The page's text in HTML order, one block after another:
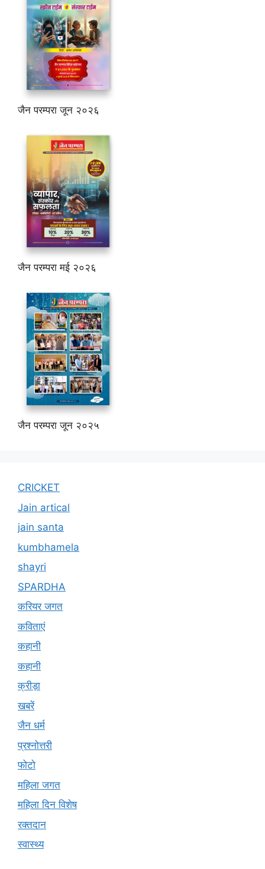
जैन परम्परा जून २०२६
जैन परम्परा मई २०२६
जैन परम्परा जून २०२५
CRICKET
Jain artical
jain santa
kumbhamela
shayri
SPARDHA
करियर जगत
कविताएं
कहानी
कहानी
क्रीड़ा
खबरें
जैन धर्म
प्रश्नोत्तरी
फोटो
महिला जगत
महिला दिन विशेष
रक्तदान
स्वास्थ्य